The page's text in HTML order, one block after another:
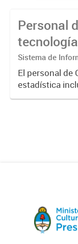
Personal
tecnología
Sistema de
Tecnología
El personal de
estadística
personas